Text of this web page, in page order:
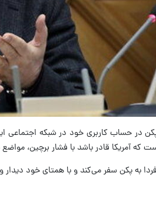
پکن در حساب کاربری خود در شبکه
آمریکا قادر باشد با فشار برچین،
به پکن سفر می‌کند و با همتای خود